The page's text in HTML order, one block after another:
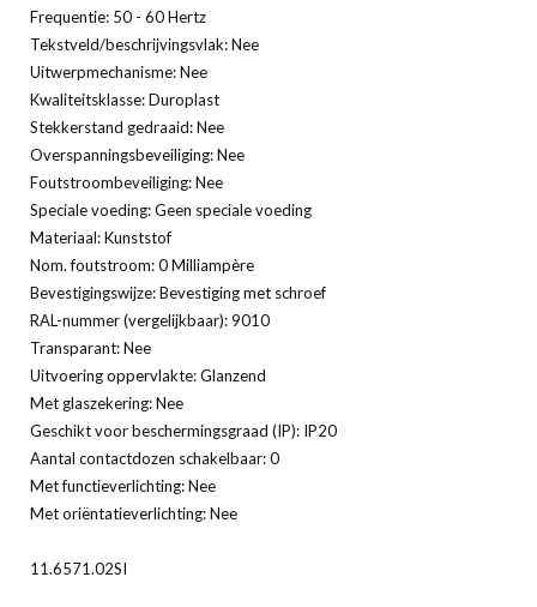
Frequentie: 50 - 60 Hertz
Tekstveld/beschrijvingsvlak: Nee
Uitwerpmechanisme: Nee
Kwaliteitsklasse: Duroplast
Stekkerstand gedraaid: Nee
Overspanningsbeveiliging: Nee
Foutstroombeveiliging: Nee
Speciale voeding: Geen speciale voeding
Materiaal: Kunststof
Nom. foutstroom: 0 Milliampère
Bevestigingswijze: Bevestiging met schroef
RAL-nummer (vergelijkbaar): 9010
Transparant: Nee
Uitvoering oppervlakte: Glanzend
Met glaszekering: Nee
Geschikt voor beschermingsgraad (IP): IP20
Aantal contactdozen schakelbaar: 0
Met functieverlichting: Nee
Met oriëntatieverlichting: Nee
11.6571.02SI